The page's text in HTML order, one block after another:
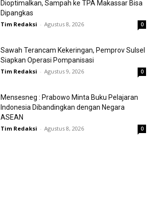
Dioptimalkan, Sampah ke TPA Makassar Bisa
Dipangkas
Tim Redaksi - Agustus 8, 2026 0
Sawah Terancam Kekeringan, Pemprov Sulsel
Siapkan Operasi Pompanisasi
Tim Redaksi - Agustus 9, 2026 0
Mensesneg : Prabowo Minta Buku Pelajaran
Indonesia Dibandingkan dengan Negara
ASEAN
Tim Redaksi - Agustus 8, 2026 0